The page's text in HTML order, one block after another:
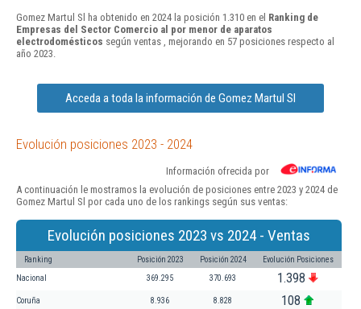
Gomez Martul Sl ha obtenido en 2024 la posición 1.310 en el Ranking de
Empresas del Sector Comercio al por menor de aparatos
electrodomésticos según ventas , mejorando en 57 posiciones respecto al
año 2023.
Acceda a toda la información de Gomez Martul Sl
Evolución posiciones 2023 - 2024
Información ofrecida por
A continuación le mostramos la evolución de posiciones entre 2023 y 2024 de
Gomez Martul Sl por cada uno de los rankings según sus ventas:
Evolución posiciones 2023 vs 2024 - Ventas
Ranking Posición 2023 Posición 2024 Evolución Posiciones
Nacional 369.295 370.693 1.398
Coruña 8.936 8.828 108